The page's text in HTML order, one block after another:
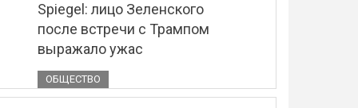
Spiegel: лицо Зеленского
после встречи с Трампом
выражало ужас
ОБЩЕСТВО